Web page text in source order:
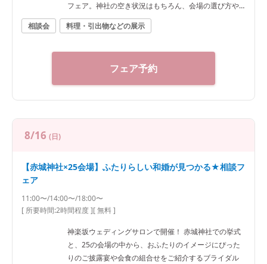
フェア。神社の空き状況はもちろん、会場の選び方や
予算など、ご希望に合わせた“和”の結婚式をご提案いた
します。神社結婚式のプロに何でもご相談下さい！ ◆
0～20：00（火曜定休） 【アクセス】 JR線「飯田橋
駅」西口徒歩3分／東京メトロ東西線・有楽町線・南北
相談会 料理・引出物などの展示
フェア予約
8/16 (日)
【赤城神社×25会場】ふたりらしい和婚が見つかる★相談フ
ェア
11:00〜/14:00〜/18:00〜
[ 所要時間:2時間程度][ 無料 ]
神楽坂ウェディングサロンで開催！ 赤城神社での挙式
と、25の会場の中から、おふたりのイメージにぴった
りのご披露宴や会食の組合せをご紹介するブライダル